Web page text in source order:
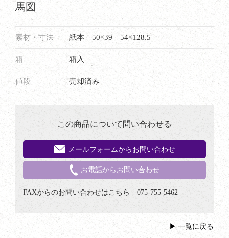
馬図
素材・寸法 紙本 50×39 54×128.5
箱 箱入
値段 売却済み
この商品について問い合わせる
メールフォームからお問い合わせ
お電話からお問い合わせ
FAXからのお問い合わせはこちら 075-755-5462
一覧に戻る